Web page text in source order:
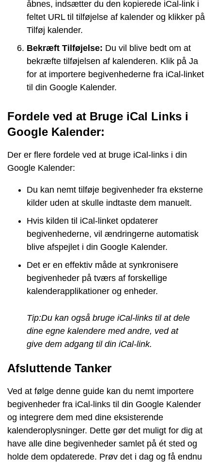
åbnes, indsætter du den kopierede iCal-link i
feltet URL til tilføjelse af kalender og klikker på
Tilføj kalender.
Bekræft Tilføjelse: Du vil blive bedt om at
bekræfte tilføjelsen af kalenderen. Klik på Ja
for at importere begivenhederne fra iCal-linket
til din Google Kalender.
Fordele ved at Bruge iCal Links i
Google Kalender:
Der er flere fordele ved at bruge iCal-links i din
Google Kalender:
Du kan nemt tilføje begivenheder fra eksterne
kilder uden at skulle indtaste dem manuelt.
Hvis kilden til iCal-linket opdaterer
begivenhederne, vil ændringerne automatisk
blive afspejlet i din Google Kalender.
Det er en effektiv måde at synkronisere
begivenheder på tværs af forskellige
kalenderapplikationer og enheder.
Tip:Du kan også bruge iCal-links til at dele
dine egne kalendere med andre, ved at
give dem adgang til din iCal-link.
Afsluttende Tanker
Ved at følge denne guide kan du nemt importere
begivenheder fra iCal-links til din Google Kalender
og integrere dem med dine eksisterende
kalenderoplysninger. Dette gør det muligt for dig at
have alle dine begivenheder samlet på ét sted og
holde dem opdaterede. Prøv det i dag og få endnu